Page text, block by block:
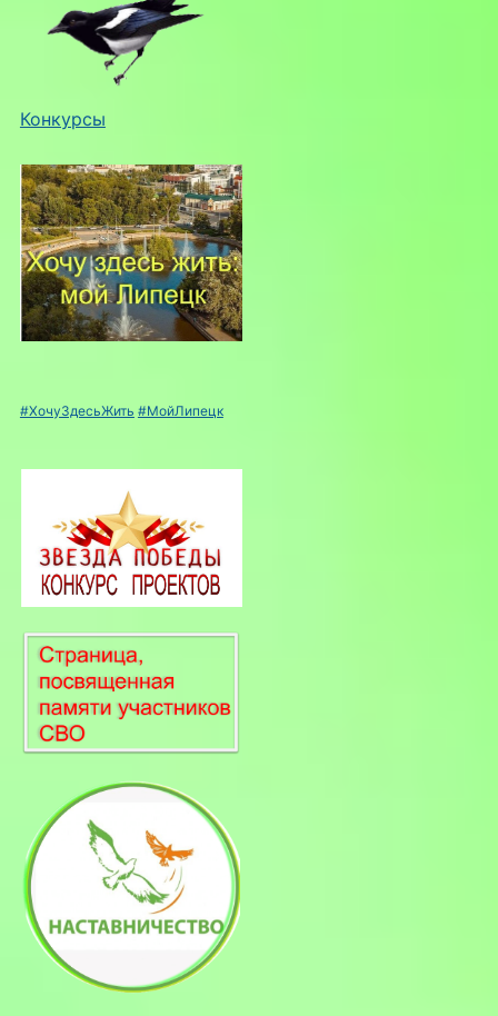
Конкурсы
#ХочуЗдесьЖить #МойЛипецк